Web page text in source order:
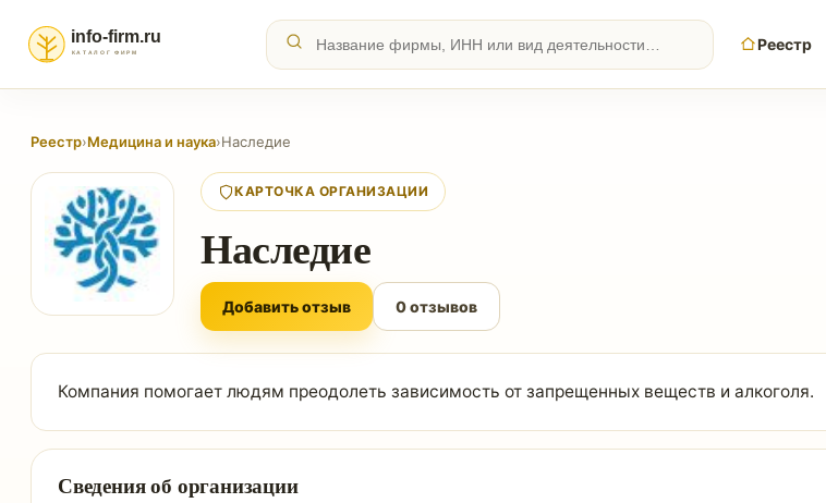
Реестр
Реестр›Медицина и наука›Наследие
КАРТОЧКА ОРГАНИЗАЦИИ
Наследие
Добавить отзыв 0 отзывов
Компания помогает людям преодолеть зависимость от запрещенных веществ и алкоголя.
Сведения об организации